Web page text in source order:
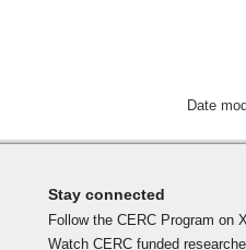
Date
Stay connected
Follow the CERC Program on
Watch CERC funded